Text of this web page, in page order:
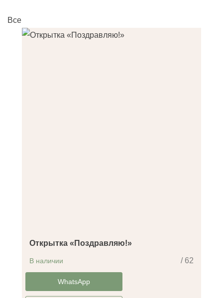
Все
Открытка «Поздравляю!»
/ 62
В наличии
-14%WhatsApp